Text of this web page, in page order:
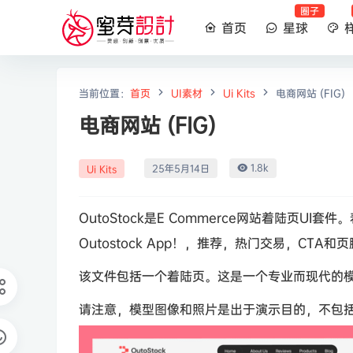
首页 星球
圈子
当前位置： 首页 UI素材 Ui Kits 电商网站 (FIG)
电商网站 (FIG)
Ui Kits 25年5月14日 1.8k
OutoStock是E Commerce网站着陆页UI套件。
Outostock App！，推荐，热门交易，CTA和页
该文件包括一个着陆页。这是一个专业而现代的
请注意，模型图像和照片是出于演示目的，不包